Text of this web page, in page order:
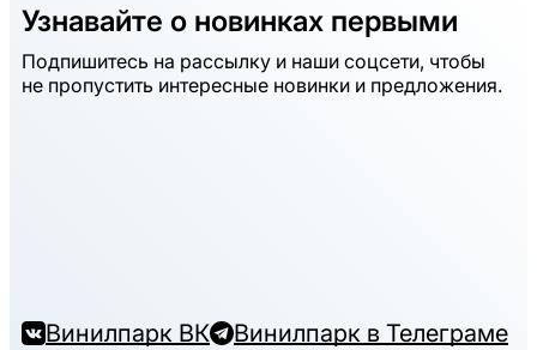
Узнавайте о новинках первыми
Подпишитесь на рассылку и наши соцсети, чтобы
не пропустить интересные новинки и предложения.
Винилпарк ВК Винилпарк в Телеграме